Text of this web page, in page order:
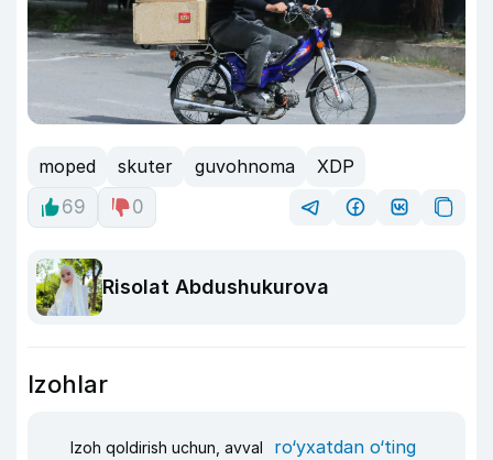
moped skuter guvohnoma
XDP
69
0
Risolat Abdushukurova
Izohlar
Izoh qoldirish uchun, avval ro‘yxatdan o‘ting